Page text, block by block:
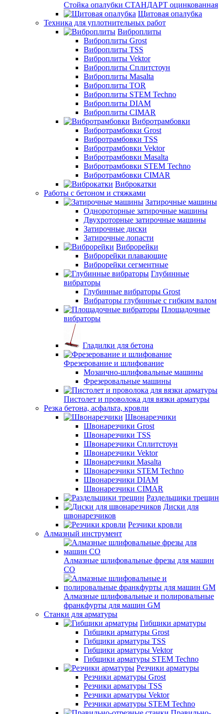
Стойка опалубки СТАНДАРТ оцинкованная
Щитовая опалубка
Техника для уплотнительных работ
Виброплиты
Виброплиты Grost
Виброплиты TSS
Виброплиты Vektor
Виброплиты Сплитстоун
Виброплиты Masalta
Виброплиты TOR
Виброплиты STEM Techno
Виброплиты DIAM
Виброплиты CIMAR
Вибротрамбовки
Вибротрамбовки Grost
Вибротрамбовки TSS
Вибротрамбовки Vektor
Вибротрамбовки Masalta
Вибротрамбовки STEM Techno
Вибротрамбовки CIMAR
Виброкатки
Работы с бетоном и стяжками
Затирочные машины
Однороторные затирочные машины
Двухроторные затирочные машины
Затирочные диски
Затирочные лопасти
Виброрейки
Виброрейки плавающие
Виброрейки сегментные
Глубинные
вибраторы
Глубинные вибраторы Grost
Вибраторы глубинные с гибким валом
Площадочные
вибраторы
Гладилки для бетона
Фрезерование и шлифование
Мозаично-шлифовальные машины
Фрезеровальные машины
Пистолет и проволока для вязки арматуры
Резка бетона, асфальта, кровли
Швонарезчики
Швонарезчики Grost
Швонарезчики TSS
Швонарезчики Сплитстоун
Швонарезчики Vektor
Швонарезчики Masalta
Швонарезчики STEM Techno
Швонарезчики DIAM
Швонарезчики CIMAR
Раздельщики трещин
Диски для
швонарезчиков
Резчики кровли
Алмазный инструмент
Алмазные шлифовальные фрезы для машин
СО
Алмазные шлифовальные и полировальные
франкфурты для машин GM
Станки для арматуры
Гибщики арматуры
Гибщики арматуры Grost
Гибщики арматуры TSS
Гибщики арматуры Vektor
Гибщики арматуры STEM Techno
Резчики арматуры
Резчики арматуры Grost
Резчики арматуры TSS
Резчики арматуры Vektor
Резчики арматуры STEM Techno